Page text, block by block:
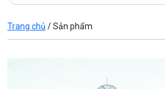
Trang chủ /Sản phẩm